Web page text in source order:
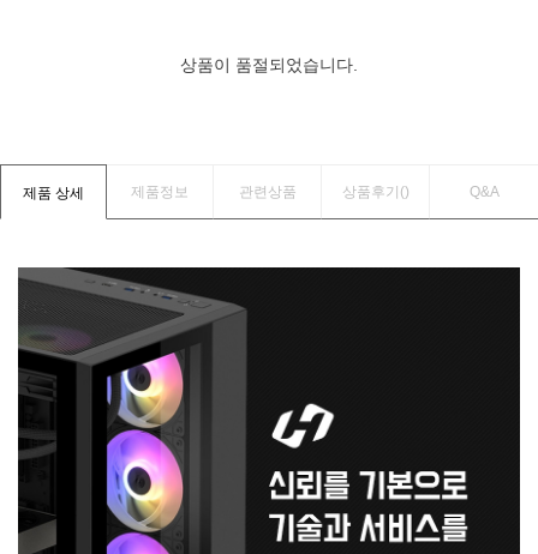
상품이 품절되었습니다.
제품 상세 제품정보 관련상품 상품후기() Q&A